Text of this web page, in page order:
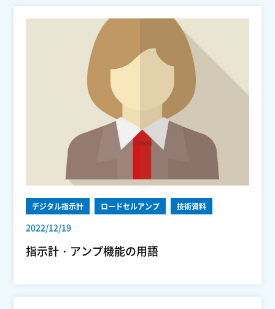
デジタル指示計 ロードセルアンプ 技術資料
2022/12/19
指示計・アンプ機能の用語